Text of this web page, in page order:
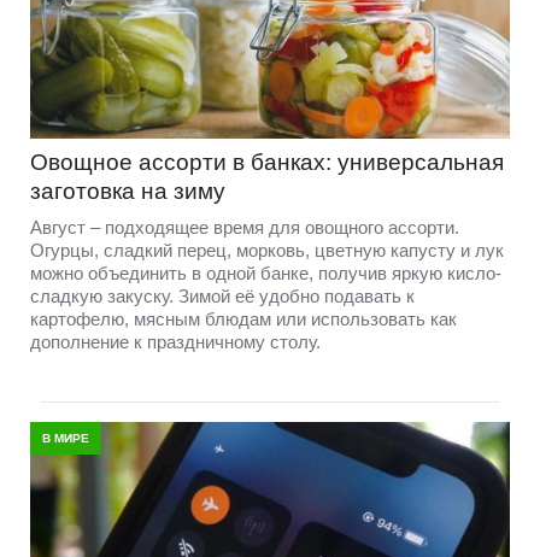
Овощное ассорти в банках: универсальная
заготовка на зиму
Август – подходящее время для овощного ассорти.
Огурцы, сладкий перец, морковь, цветную капусту и лук
можно объединить в одной банке, получив яркую кисло-
сладкую закуску. Зимой её удобно подавать к
картофелю, мясным блюдам или использовать как
дополнение к праздничному столу.
В МИРЕ